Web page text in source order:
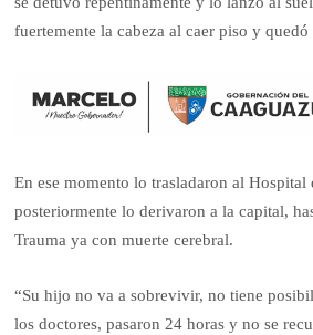
fuertemente la cabeza al caer piso y
En ese momento lo trasladaron al Hospital
posteriormente lo derivaron a la capital,
Trauma ya con muerte cerebral.
“Su hijo no va a sobrevivir, no tiene
los doctores, pasaron 24 horas y no se